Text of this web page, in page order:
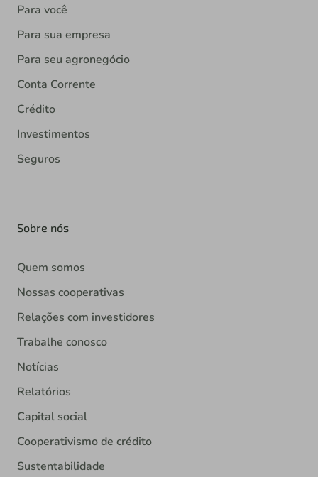
Para você
Para sua empresa
Para seu agronegócio
Conta Corrente
Crédito
Investimentos
Seguros
Sobre nós
Quem somos
Nossas cooperativas
Relações com investidores
Trabalhe conosco
Notícias
Relatórios
Capital social
Cooperativismo de crédito
Sustentabilidade